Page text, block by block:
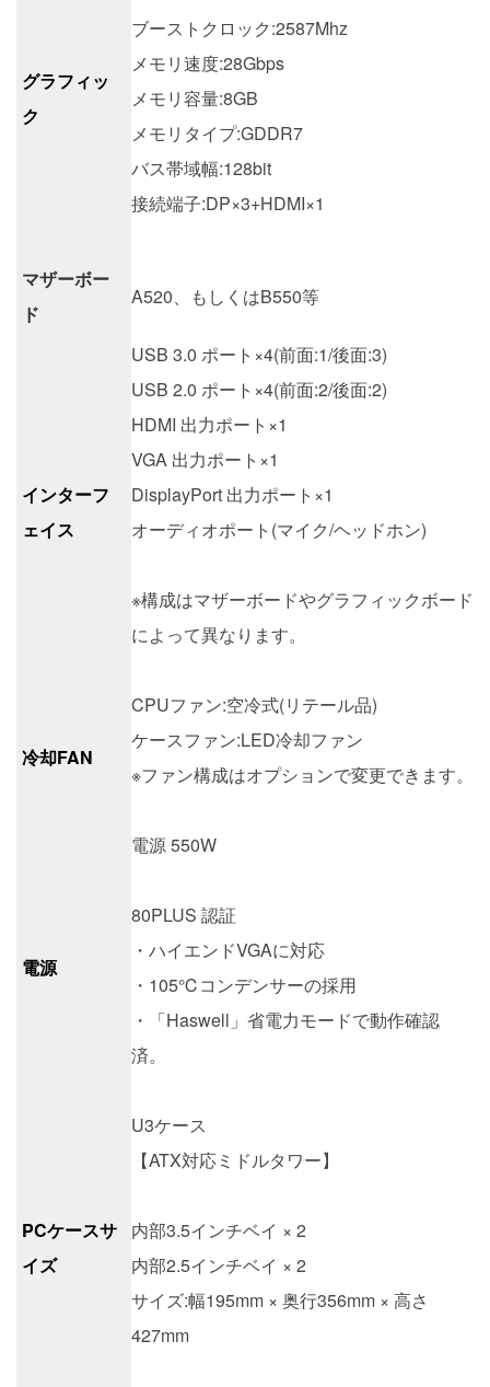
グラフィッ
ク
ブーストクロック:2587Mhz
メモリ速度:28Gbps
メモリ容量:8GB
メモリタイプ:GDDR7
バス帯域幅:128bit
接続端子:DP×3+HDMI×1
マザーボー
ド
A520、もしくはB550等
インターフ
ェイス
USB 3.0 ポート×4(前面:1/後面:3)
USB 2.0 ポート×4(前面:2/後面:2)
HDMI 出力ポート×1
VGA 出力ポート×1
DisplayPort 出力ポート×1
オーディオポート(マイク/ヘッドホン)
※構成はマザーボードやグラフィックボード
によって異なります。
冷却FAN
CPUファン:空冷式(リテール品)
ケースファン:LED冷却ファン
※ファン構成はオプションで変更できます。
電源
電源 550W
80PLUS 認証
・ハイエンドVGAに対応
・105℃コンデンサーの採用
・「Haswell」省電力モードで動作確認
済。
PCケースサ
イズ
U3ケース
【ATX対応ミドルタワー】
内部3.5インチベイ × 2
内部2.5インチベイ × 2
サイズ:幅195mm × 奥行356mm × 高さ
427mm